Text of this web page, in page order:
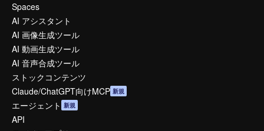
Spaces
AI アシスタント
AI 画像生成ツール
AI 動画生成ツール
AI 音声合成ツール
ストックコンテンツ
Claude/ChatGPT向けMCP 新規
エージェント 新規
API